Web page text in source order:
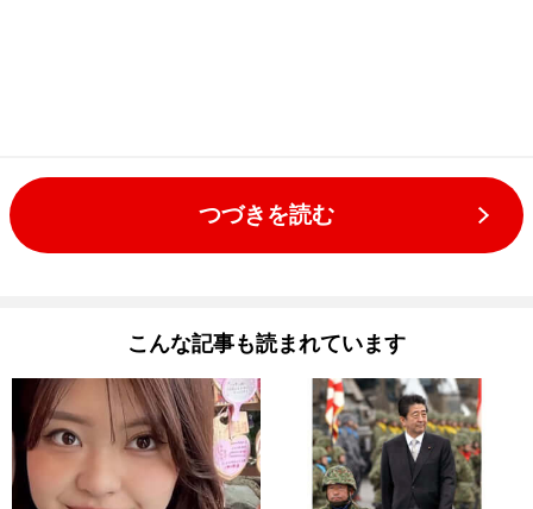
つづきを読む
こんな記事も読まれています